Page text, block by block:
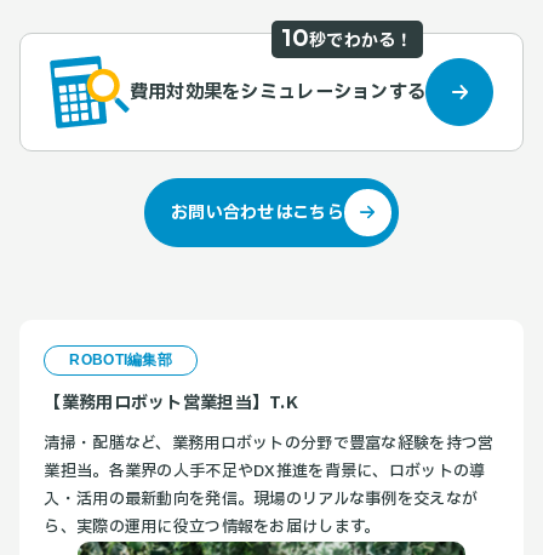
10秒でわかる！
費用対効果をシミュレーションする
お問い合わせはこちら
ROBOTI編集部
【業務用ロボット営業担当】T.K
清掃・配膳など、業務用ロボットの分野で豊富な経験を持つ営
業担当。各業界の人手不足やDX推進を背景に、ロボットの導
入・活用の最新動向を発信。現場のリアルな事例を交えなが
ら、実際の運用に役立つ情報をお届けします。